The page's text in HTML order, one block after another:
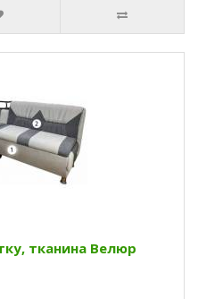
тканина Велюр